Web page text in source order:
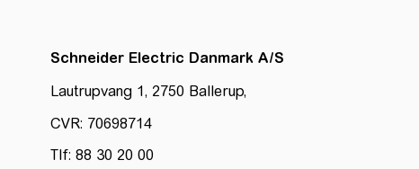
Schneider Electric Danmark A/S
Lautrupvang 1, 2750 Ballerup,
CVR: 70698714
Tlf: 88 30 20 00